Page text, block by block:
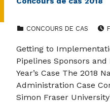
CONCOURS DE CAS
Getting to
Pipelines
Year’s Case The 2018
Administration Case
Simon Fraser